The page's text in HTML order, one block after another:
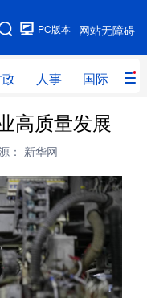
网站无障碍
PC版本
人事 国际 财
政 人事
评
连线 教育
子 体育
康 军事
片 政务
高质量发展
： 新华网